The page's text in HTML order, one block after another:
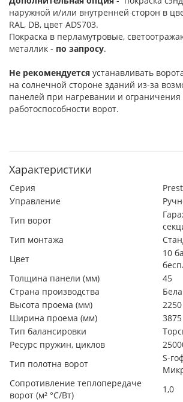
наружной и/или внутренней сторон в
RAL, DB, цвет ADS703.
Покраска в перламутровые,
металлик - по запросу.
Не рекомендуется устанавливать
на солнечной стороне зданий из-за
панелей при нагревании и ограничения
работоспособности ворот.
Характеристики
Серия
Управление
Тип ворот
Тип монтажа
Цвет
10
Толщина панели (мм)
45
Страна производства
Высота проема (мм)
2250
Ширина проема (мм)
3875
Тип балансировки
Ресурс пружин, циклов
Тип полотна ворот
S-
Сопротивление теплопередаче
ворот (м² °С/Вт)
1,0